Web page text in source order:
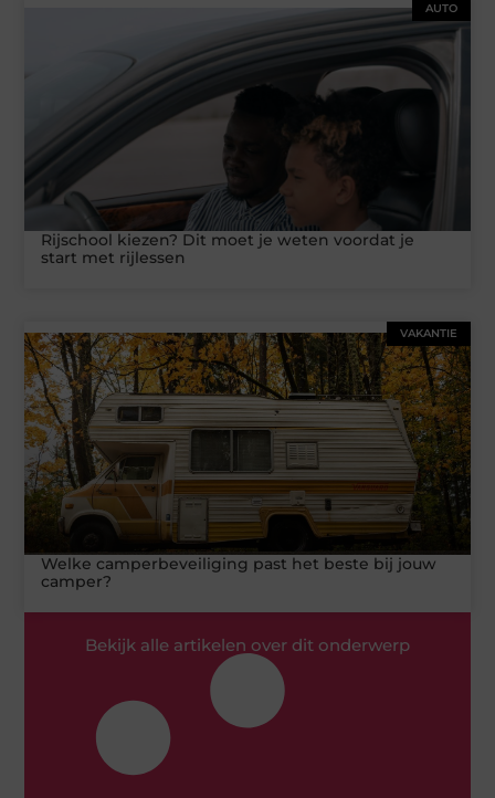
AUTO
Rijschool kiezen? Dit moet je weten voordat je
start met rijlessen
VAKANTIE
Welke camperbeveiliging past het beste bij jouw
camper?
Bekijk alle artikelen over dit onderwerp